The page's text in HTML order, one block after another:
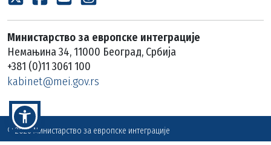
Министарство за европске интеграције
Немањина 34, 11000 Београд, Србија
+381 (0)11 3061 100
kabinet@mei.gov.rs
© 2026 Министарство за европске интеграције